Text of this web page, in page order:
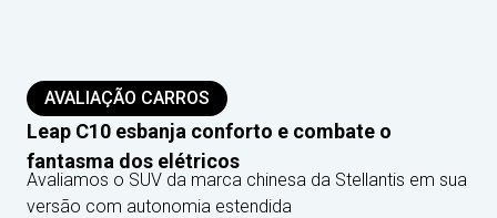
AVALIAÇÃO CARROS
Leap C10 esbanja conforto e combate o
fantasma dos elétricos
Avaliamos o SUV da marca chinesa da Stellantis em sua
versão com autonomia estendida